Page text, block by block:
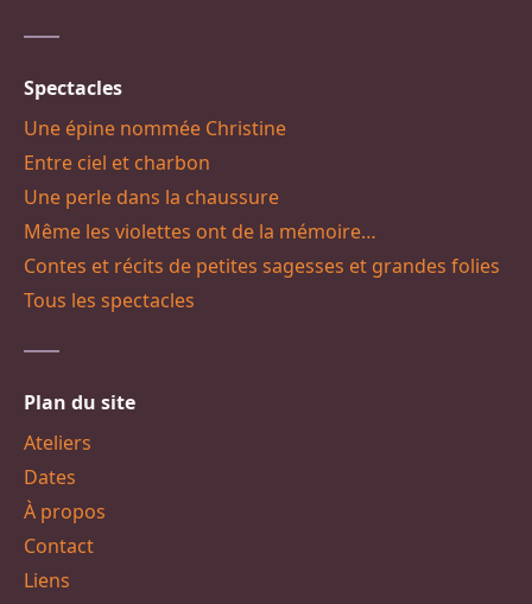
Spectacles
Une épine nommée Christine
Entre ciel et charbon
Une perle dans la chaussure
Même les violettes ont de la mémoire…
Contes et récits de petites sagesses et grandes folies
Tous les spectacles
Plan du site
Ateliers
Dates
À propos
Contact
Liens